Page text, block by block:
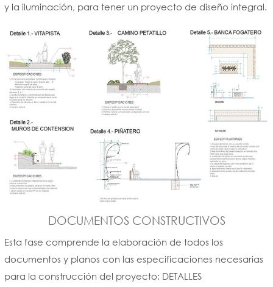
y la iluminación, para tener un proyecto de diseño integral.
DOCUMENTOS CONSTRUCTIVOS
Esta fase comprende la elaboración de todos los
documentos y planos con las especificaciones necesarias
para la construcción del proyecto: DETALLES